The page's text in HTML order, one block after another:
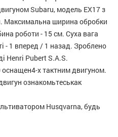
Subaru, модель EX17 з
Максимальна ширина обробки
роботи - 15 см. Суха вага
- 1 вперед / 1 назад. Зроблено
Henri Pubert S.A.S.
х тактним двигуном.
ознакомьтеськак
Husqvarna, будь